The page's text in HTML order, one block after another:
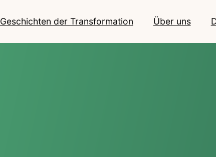
Geschichten der Transformation Über uns